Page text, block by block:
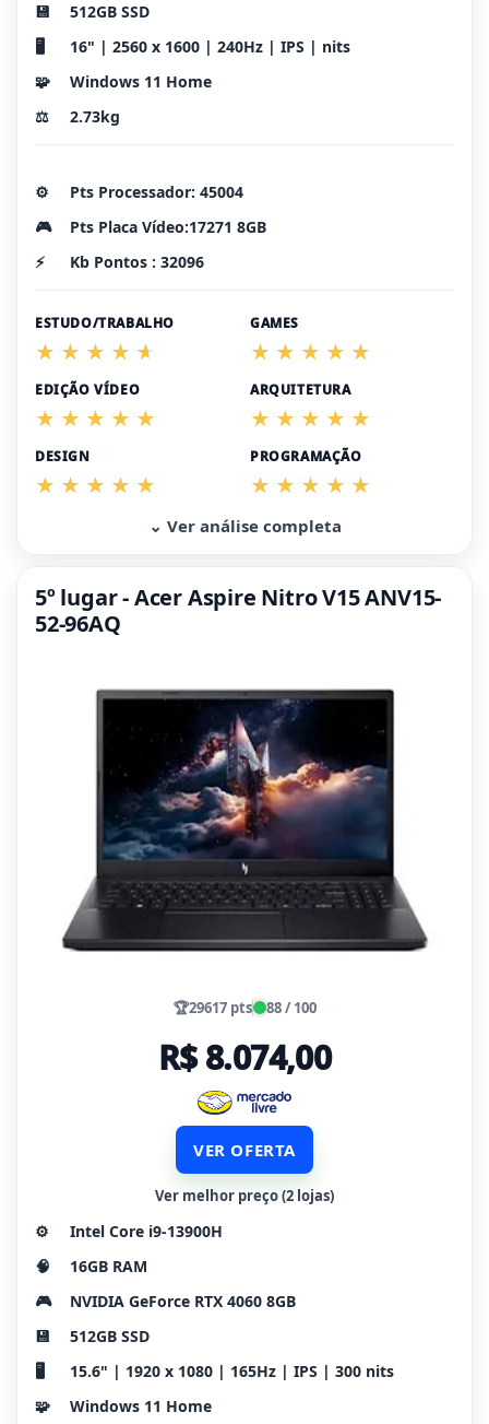
💾
512GB SSD
🖥️
16" | 2560 x 1600 | 240Hz | IPS | nits
🧩
Windows 11 Home
⚖️
2.73kg
⚙️
Pts Processador: 45004
🎮
Pts Placa Vídeo:17271 8GB
⚡
Kb Pontos : 32096
ESTUDO/TRABALHO GAMES
EDIÇÃO VÍDEO ARQUITETURA
DESIGN PROGRAMAÇÃO
⌄ Ver análise completa
5º lugar - Acer Aspire Nitro V15 ANV15-
52-96AQ
🏆29617 pts 88 / 100
R$ 8.074,00
VER OFERTA
Ver melhor preço (2 lojas)
⚙️
Intel Core i9-13900H
🧠
16GB RAM
🎮
NVIDIA GeForce RTX 4060 8GB
💾
512GB SSD
🖥️
15.6" | 1920 x 1080 | 165Hz | IPS | 300 nits
🧩
Windows 11 Home